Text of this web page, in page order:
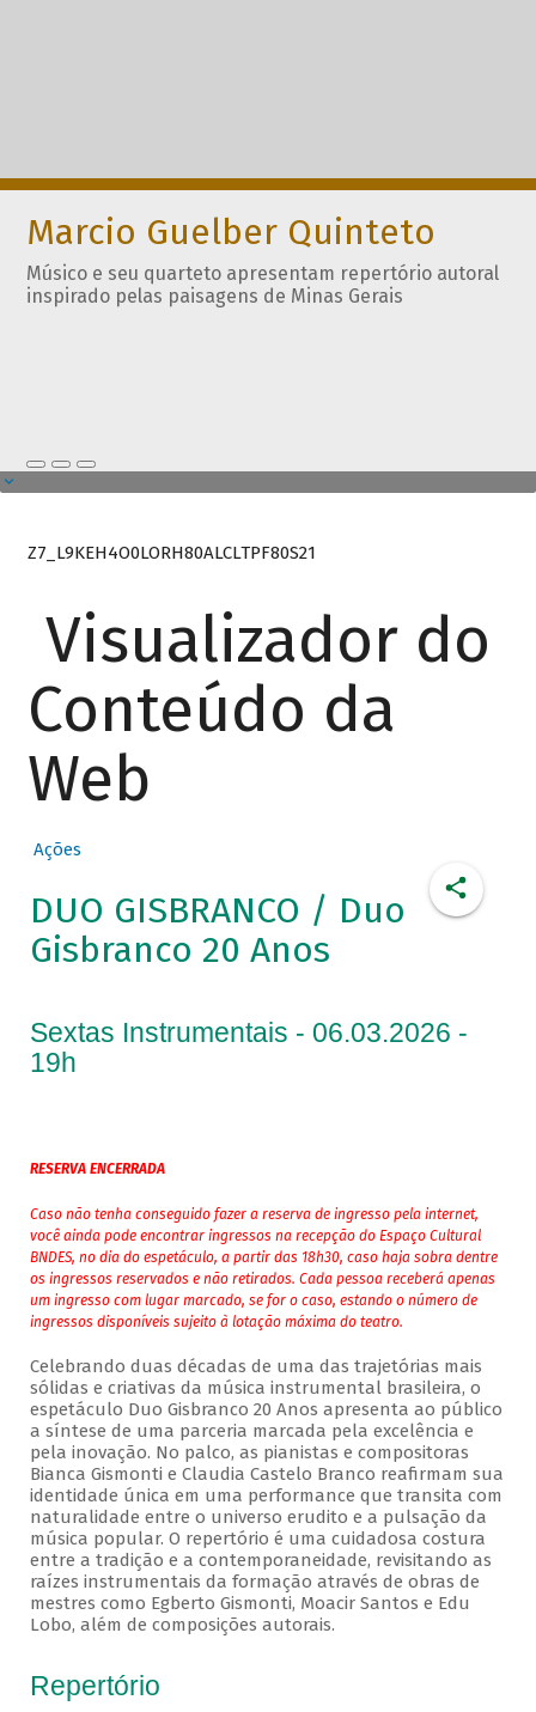
Marcio Guelber Quinteto
Músico e seu quarteto apresentam repertório autoral
inspirado pelas paisagens de Minas Gerais
Z7_L9KEH4O0LORH80ALCLTPF80S21
Visualizador do
Conteúdo da
Web
Ações
DUO GISBRANCO / Duo
Gisbranco 20 Anos
Sextas Instrumentais - 06.03.2026 -
19h
RESERVA ENCERRADA
Caso não tenha conseguido fazer a reserva de ingresso pela internet,
você ainda pode encontrar ingressos na recepção do Espaço Cultural
BNDES, no dia do espetáculo, a partir das 18h30, caso haja sobra dentre
os ingressos reservados e não retirados. Cada pessoa receberá apenas
um ingresso com lugar marcado, se for o caso, estando o número de
ingressos disponíveis sujeito à lotação máxima do teatro.
Celebrando duas décadas de uma das trajetórias mais
sólidas e criativas da música instrumental brasileira, o
espetáculo Duo Gisbranco 20 Anos apresenta ao público
a síntese de uma parceria marcada pela excelência e
pela inovação. No palco, as pianistas e compositoras
Bianca Gismonti e Claudia Castelo Branco reafirmam sua
identidade única em uma performance que transita com
naturalidade entre o universo erudito e a pulsação da
música popular. O repertório é uma cuidadosa costura
entre a tradição e a contemporaneidade, revisitando as
raízes instrumentais da formação através de obras de
mestres como Egberto Gismonti, Moacir Santos e Edu
Lobo, além de composições autorais.
Repertório